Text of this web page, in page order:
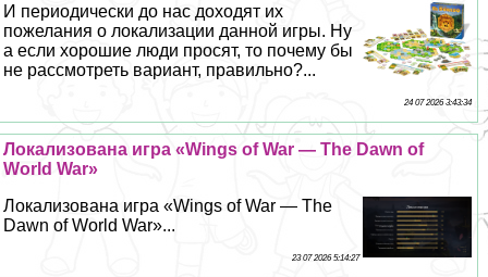
И периодически до нас доходят их
пожелания о локализации данной игры. Ну
а если хорошие люди просят, то почему бы
не рассмотреть вариант, правильно?...
24 07 2026 3:43:34
Локализована игра «Wings of War — The Dawn of
World War»
Локализована игра «Wings of War — The
Dawn of World War»...
23 07 2026 5:14:27